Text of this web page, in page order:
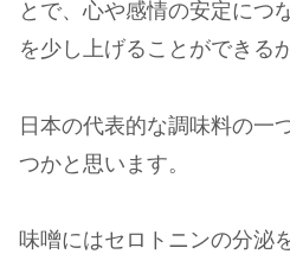
とで、心や感情の安定につ
を少し上げることができる
日本の代表的な調味料の一
つかと思います。
味噌にはセロトニンの分泌